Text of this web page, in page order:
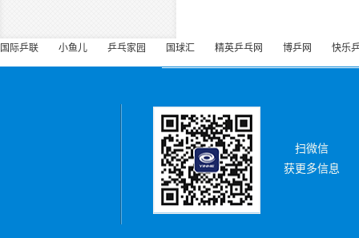
国际乒联 小鱼儿 乒乓家园 国球汇 精英乒乓网 博乒网 快乐
扫微信
获更多信息